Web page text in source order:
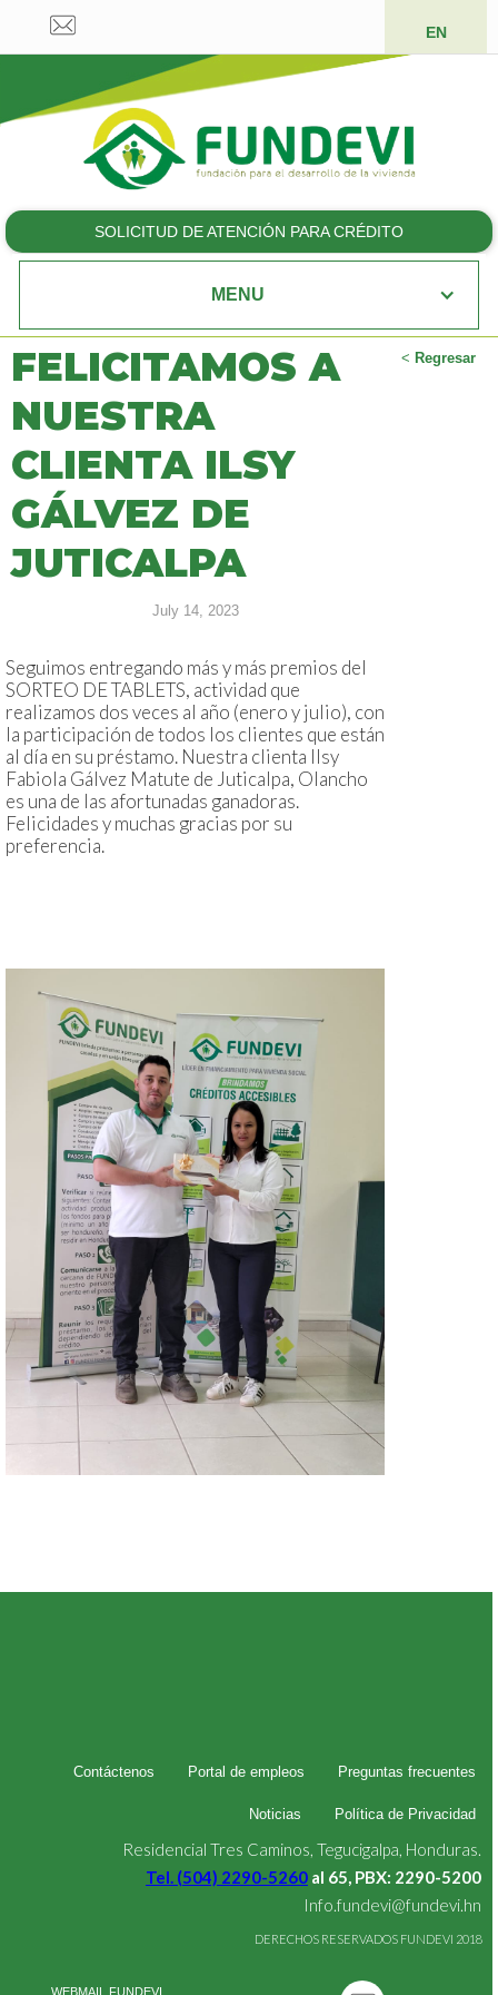
EN
SOLICITUD DE ATENCIÓN PARA CRÉDITO
MENU
< Regresar
FELICITAMOS A
NUESTRA
CLIENTA ILSY
GÁLVEZ DE
JUTICALPA
July 14, 2023
Seguimos entregando más y más premios del
SORTEO DE TABLETS, actividad que
realizamos dos veces al año (enero y julio), con
la participación de todos los clientes que están
al día en su préstamo. Nuestra clienta Ilsy
Fabiola Gálvez Matute de Juticalpa, Olancho
es una de las afortunadas ganadoras.
Felicidades y muchas gracias por su
preferencia.
Contáctenos Portal de empleos Preguntas frecuentes
Noticias Política de Privacidad
Residencial Tres Caminos, Tegucigalpa, Honduras.
Tel. (504) 2290-5260 al 65, PBX: 2290-5200
Info.fundevi@fundevi.hn
DERECHOS RESERVADOS FUNDEVI 2018
WEBMAIL FUNDEVI